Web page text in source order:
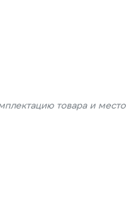
товара и место